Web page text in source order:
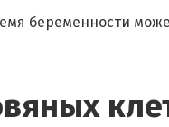
беременности